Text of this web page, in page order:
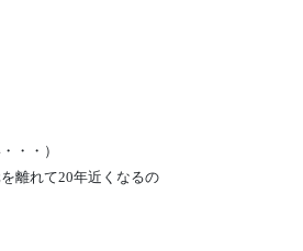
・・）
離れて20年近くなるの